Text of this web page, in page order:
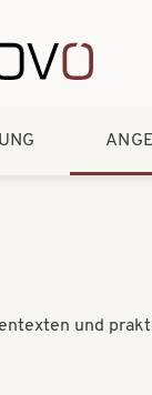
zum Inhalt
und